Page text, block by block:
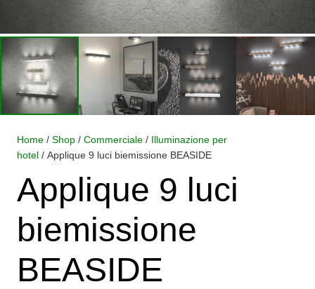
Home / Shop / Commerciale / Illuminazione per
hotel / Applique 9 luci biemissione BEASIDE
Applique 9 luci
biemissione
BEASIDE